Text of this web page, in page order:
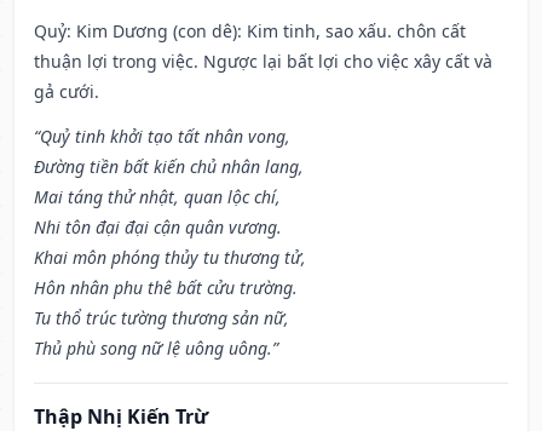
Quỷ: Kim Dương (con dê): Kim tinh, sao xấu. chôn cất
thuận lợi trong việc. Ngược lại bất lợi cho việc xây cất và
gả cưới.
“Quỷ tinh khởi tạo tất nhân vong,
Đường tiền bất kiến chủ nhân lang,
Mai táng thử nhật, quan lộc chí,
Nhi tôn đại đại cận quân vương.
Khai môn phóng thủy tu thương tử,
Hôn nhân phu thê bất cửu trường.
Tu thổ trúc tường thương sản nữ,
Thủ phù song nữ lệ uông uông.”
Thập Nhị Kiến Trừ